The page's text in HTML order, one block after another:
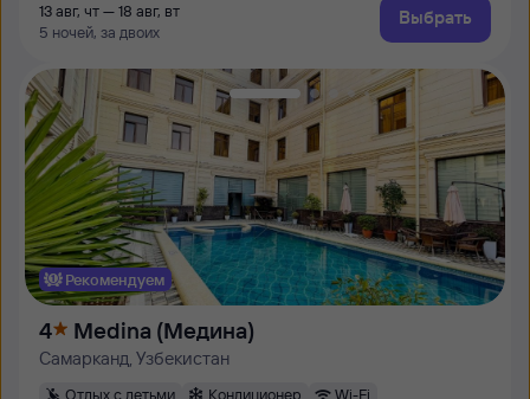
13 авг, чт — 18 авг, вт
5 ночей, за двоих
Выбрать
Рекомендуем
4 Medina (Медина)
Самарканд, Узбекистан
Отдых с детьми Кондиционер
Wi-Fi